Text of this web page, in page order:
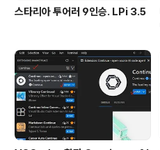
스타리아 투어러 9인승. LPi 3.5